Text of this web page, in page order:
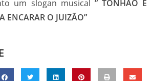
um slogan musical ” TONHÃO E
ENCARAR O JUIZÃO”